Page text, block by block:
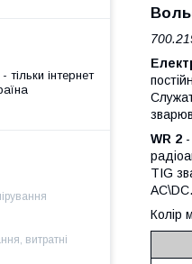
WR 2
TIG
Колір
тільки інтернет
витратні